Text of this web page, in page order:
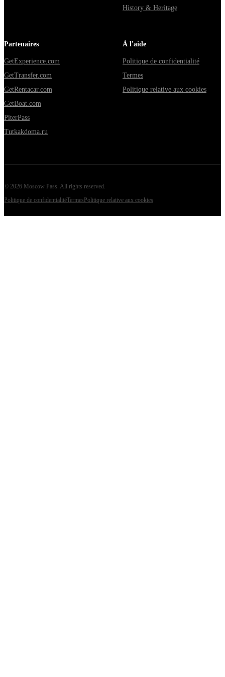
History & Heritage
Partenaires
GetExperience.com
GetTransfer.com
GetRentacar.com
GetBoat.com
PiterPass
Tutkakdoma.ru
À l'aide
Politique de confidentialité
Termes
Politique relative aux cookies
© 2026 Moscow Pass. All rights reserved.
Politique de confidentialitéTermesPolitique relative aux cookies